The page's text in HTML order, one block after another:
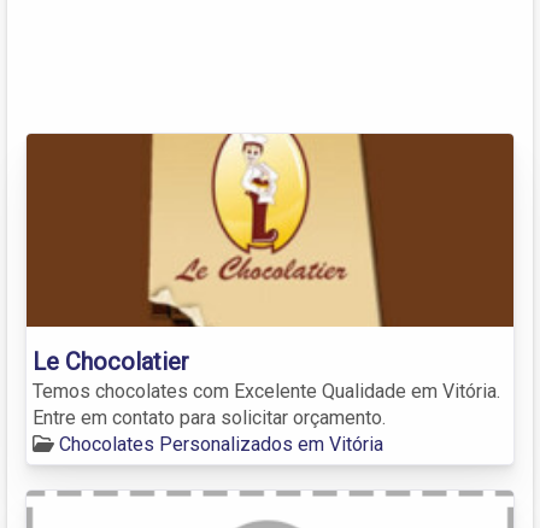
Le Chocolatier
Temos chocolates com Excelente Qualidade em Vitória.
Entre em contato para solicitar orçamento.
Chocolates Personalizados em Vitória